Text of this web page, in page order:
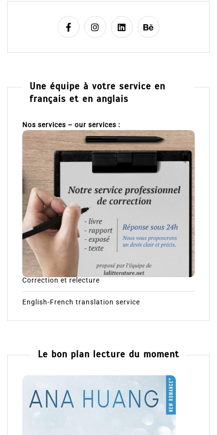
Une équipe à votre service en
français et en anglais
Nos services – our services :
Correction et relecture
English-French translation service
Le bon plan lecture du moment